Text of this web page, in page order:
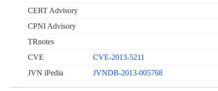
CERT Advisory
CPNI Advisory
TRnotes
CVE
CVE-2013-5211
JVN iPedia
JVNDB-2013-005768